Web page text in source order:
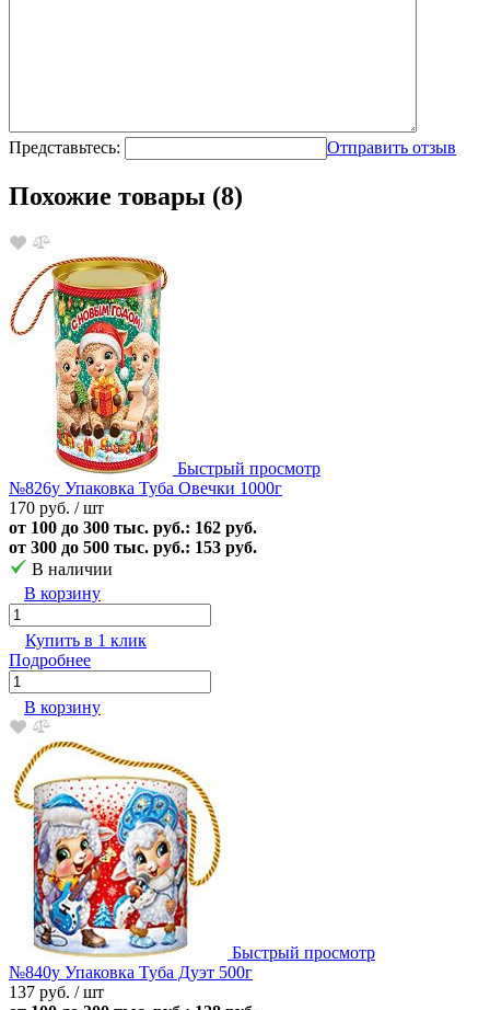
Представьтесь: Отправить отзыв
Похожие товары (8)
Быстрый просмотр
№826у Упаковка Туба Овечки 1000г
170 руб. / шт
от 100 до 300 тыс. руб.: 162 руб.
от 300 до 500 тыс. руб.: 153 руб.
В наличии
В корзину
Купить в 1 клик
Подробнее
В корзину
Быстрый просмотр
№840у Упаковка Туба Дуэт 500г
137 руб. / шт